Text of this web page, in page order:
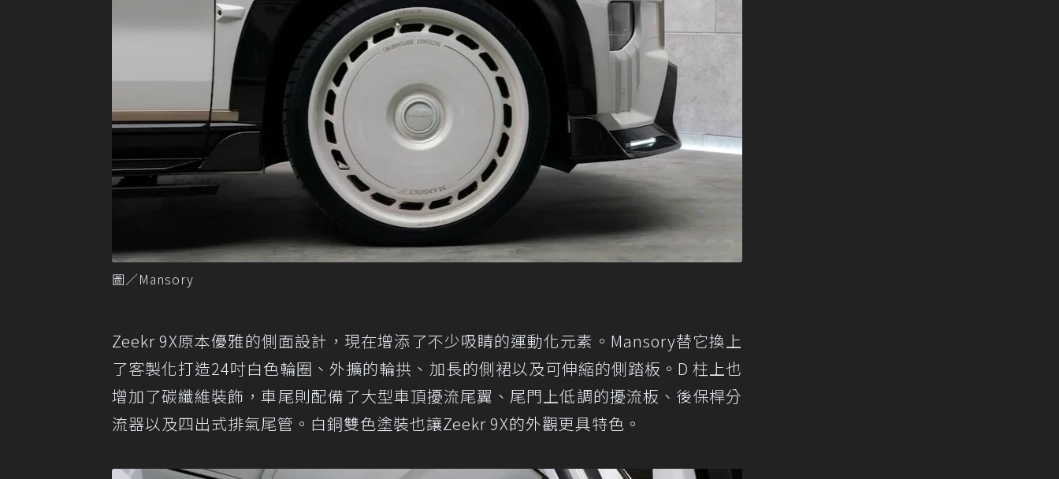
圖／Mansory
Zeekr 9X原本優雅的側面設計，現在增添了不少吸睛的運動化元素。Mansory替它換上
了客製化打造24吋白色輪圈、外擴的輪拱、加長的側裙以及可伸縮的側踏板。D 柱上也
增加了碳纖維裝飾，車尾則配備了大型車頂擾流尾翼、尾門上低調的擾流板、後保桿分
流器以及四出式排氣尾管。白銅雙色塗裝也讓Zeekr 9X的外觀更具特色。